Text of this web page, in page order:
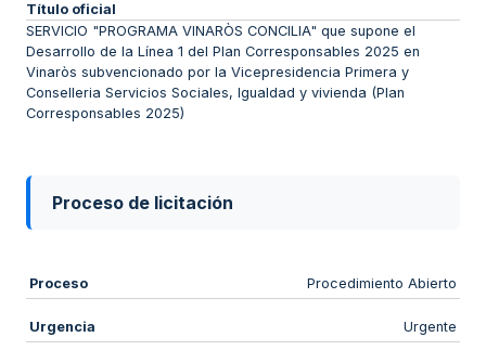
Título oficial
SERVICIO "PROGRAMA VINARÒS CONCILIA" que supone el
Desarrollo de la Línea 1 del Plan Corresponsables 2025 en
Vinaròs subvencionado por la Vicepresidencia Primera y
Conselleria Servicios Sociales, Igualdad y vivienda (Plan
Corresponsables 2025)
Proceso de licitación
Proceso Procedimiento Abierto
Urgencia Urgente